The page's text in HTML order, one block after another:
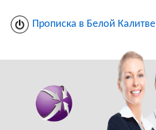
Прописка в Белой Калитве